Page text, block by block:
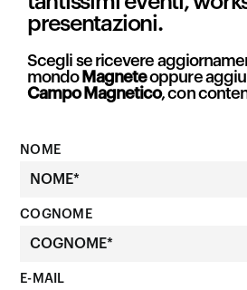
presentazioni.
Scegli se ricevere
mondo Magneteoppure
Campo Magnetico, con
NOME
COGNOME
E-MAIL